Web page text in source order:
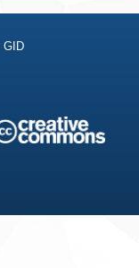
GID